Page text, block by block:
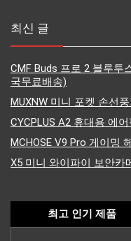
최신 글
CMF Buds 프로 2 블루투
국무료배송)
MUXNW 미니 포켓 손선
CYCPLUS A2 휴대용 에
MCHOSE V9 Pro 게이밍
X5 미니 와이파이 보안카
최고 인기 제품